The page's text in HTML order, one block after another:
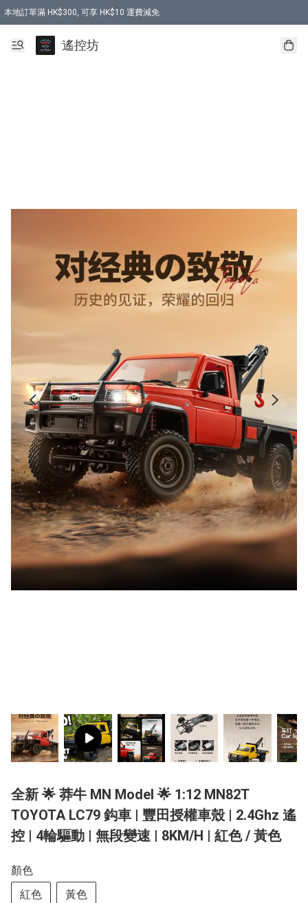
本地訂單滿 HK$300, 可享 HK$10 運費減免
購買 7.6V 6500mah 70C 電池 送 7.6V USB充電器
遙控坊
全新 🌟 莽牛 MN Model 🌟 1:12 MN82T
TOYOTA LC79 鈎車 | 豐田授權車殼 | 2.4Ghz 遙
控 | 4輪驅動 | 無段變速 | 8KM/H | 紅色 / 黃色
顏色
紅色
黃色